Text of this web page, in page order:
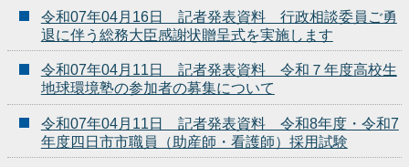
令和07年04月16日 記者発表資料 行政相談委員ご勇
退に伴う総務大臣感謝状贈呈式を実施します
令和07年04月11日 記者発表資料 令和７年度高校生
地球環境塾の参加者の募集について
令和07年04月11日 記者発表資料 令和8年度・令和7
年度四日市市職員（助産師・看護師）採用試験